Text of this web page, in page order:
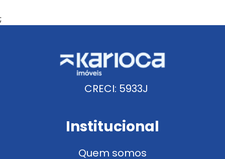
;
CRECI: 5933J
Institucional
Quem somos